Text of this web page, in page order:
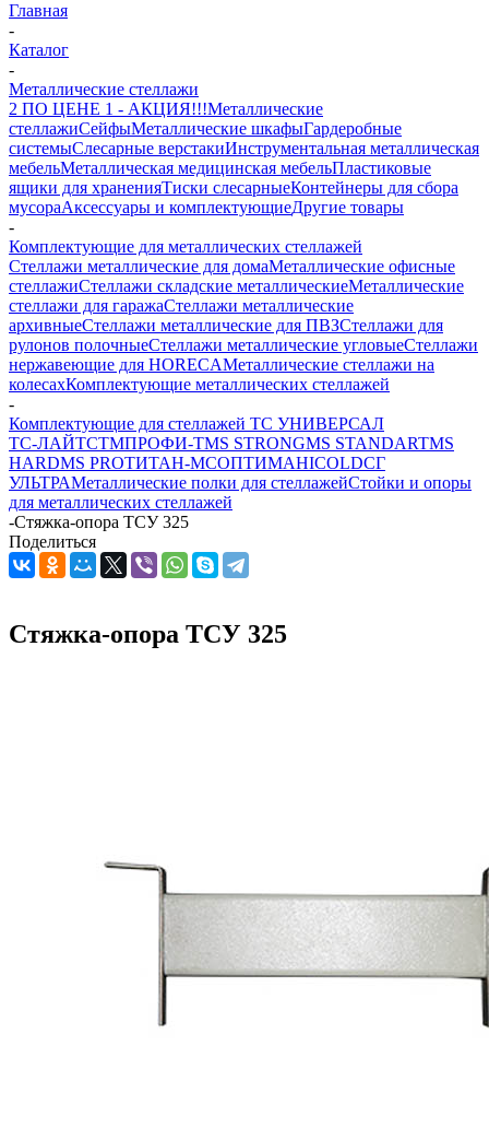
Главная
-
Каталог
-
Металлические стеллажи
2 ПО ЦЕНЕ 1 - АКЦИЯ!!!Металлические
стеллажиСейфыМеталлические шкафыГардеробные
системыСлесарные верстакиИнструментальная металлическая
мебельМеталлическая медицинская мебельПластиковые
ящики для храненияТиски слесарныеКонтейнеры для сбора
мусораАксессуары и комплектующиеДругие товары
-
Комплектующие для металлических стеллажей
Стеллажи металлические для домаМеталлические офисные
стеллажиСтеллажи складские металлическиеМеталлические
стеллажи для гаражаСтеллажи металлические
архивныеСтеллажи металлические для ПВЗСтеллажи для
рулонов полочныеСтеллажи металлические угловыеСтеллажи
нержавеющие для HORECAМеталлические стеллажи на
колесахКомплектующие металлических стеллажей
-
Комплектующие для стеллажей ТС УНИВЕРСАЛ
ТС-ЛАЙТСТМПРОФИ-ТMS STRONGMS STANDARTMS
HARDMS PROТИТАН-МСОПТИМАHICOLDСГ
УЛЬТРАМеталлические полки для стеллажейСтойки и опоры
для металлических стеллажей
-Стяжка-опора ТСУ 325
Поделиться
Стяжка-опора ТСУ 325